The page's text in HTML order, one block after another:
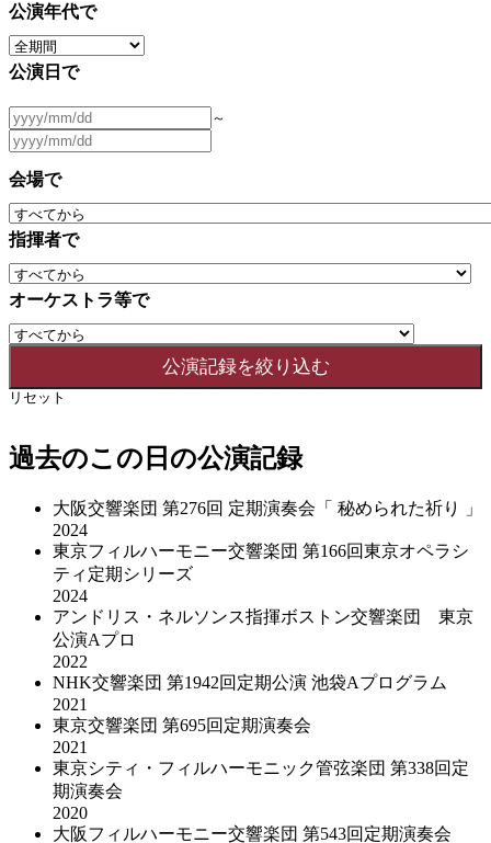
公演年代で
公演日で
～
会場で
指揮者で
オーケストラ等で
リセット
過去のこの日の公演記録
大阪交響楽団 第276回 定期演奏会「 秘められた祈り 」
2024
東京フィルハーモニー交響楽団 第166回東京オペラシ
ティ定期シリーズ
2024
アンドリス・ネルソンス指揮ボストン交響楽団 東京
公演Aプロ
2022
NHK交響楽団 第1942回定期公演 池袋Aプログラム
2021
東京交響楽団 第695回定期演奏会
2021
東京シティ・フィルハーモニック管弦楽団 第338回定
期演奏会
2020
大阪フィルハーモニー交響楽団 第543回定期演奏会